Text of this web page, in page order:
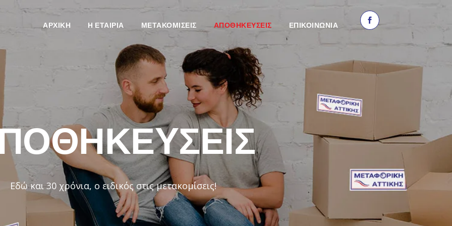
ΑΡΧΙΚΗ H ΕΤΑΙΡΙΑ ΜΕΤΑΚΟΜΙΣΕΙΣ ΑΠΟΘΗΚΕΥΣΕΙΣ ΕΠΙΚΟΙΝΩΝΙΑ
Εδώ και 30 χρόνια, ο ειδικός στις μετακομίσεις!